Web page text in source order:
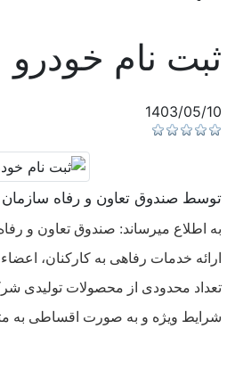
ثبت نام خودرو
1403/05/10
توسط صندوق تعاون و رفاه
به اطلاع میرساند: صندوق تعاون و
ارائه خدمات رفاهی به کارکنان،
تعداد محدودی از محصولات تولیدی
شرایط ویژه و به صورت اقساطی به